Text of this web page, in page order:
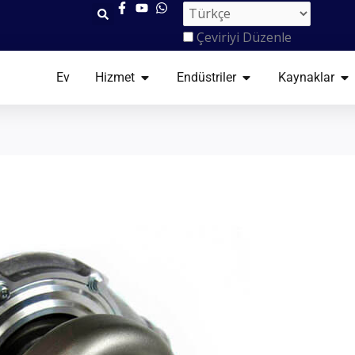
Çeviriyi Düzenle
Ev Hizmet AÇIK HIZMET
Endüstriler AÇIK ENDÜSTRILER
Kaynaklar